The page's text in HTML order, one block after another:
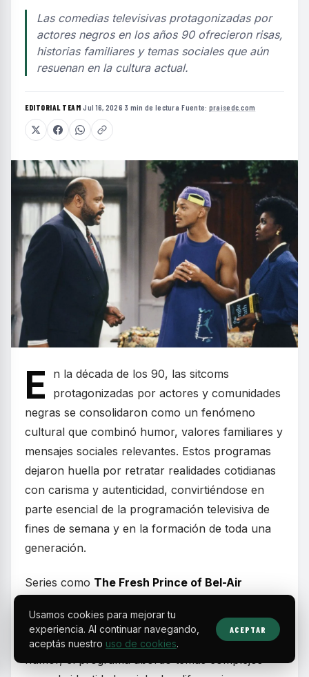
Las comedias televisivas protagonizadas por
actores negros en los años 90 ofrecieron risas,
historias familiares y temas sociales que aún
resuenan en la cultura actual.
EDITORIAL TEAM·Jul 16, 2026·3 min de lectura·Fuente: praisedc.com
E
n la década de los 90, las sitcoms
protagonizadas por actores y comunidades
negras se consolidaron como un fenómeno
cultural que combinó humor, valores familiares y
mensajes sociales relevantes. Estos programas
dejaron huella por retratar realidades cotidianas
con carisma y autenticidad, convirtiéndose en
parte esencial de la programación televisiva de
fines de semana y en la formación de toda una
generación.
Series como The Fresh Prince of Bel-Air
que, tras meterse en problemas, se muda con
sus parientes adinerados en Bel-Air. Más allá del
humor, el programa abordó temas complejos
Usamos cookies para mejorar tu
experiencia. Al continuar navegando,
aceptás nuestro uso de cookies.
ACEPTAR